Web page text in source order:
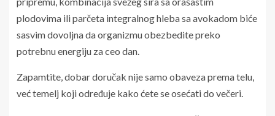
plodovima ili parčeta integralnog hleba sa avokadom biće
sasvim dovoljna da organizmu obezbedite preko
potrebnu energiju za ceo dan.
Zapamtite, dobar doručak nije samo obaveza prema telu,
već temelj koji određuje kako ćete se osećati do večeri.